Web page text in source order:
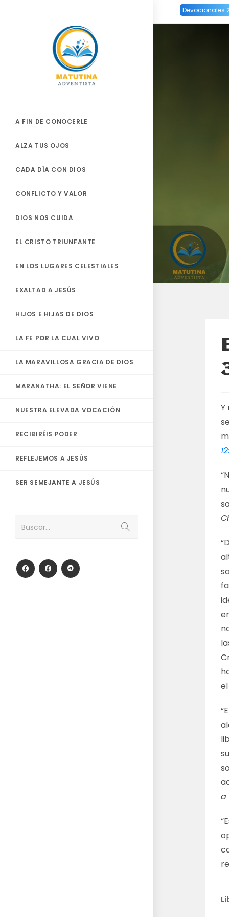
Devocionales
A FIN DE CONOCERLE
ALZA TUS OJOS
CADA DÍA CON DIOS
CONFLICTO Y VALOR
DIOS NOS CUIDA
EL CRISTO TRIUNFANTE
EN LOS LUGARES CELESTIALES
EXALTAD A JESÚS
HIJOS E HIJAS DE DIOS
LA FE POR LA CUAL VIVO
LA MARAVILLOSA GRACIA DE DIOS
MARANATHA: EL SEÑOR VIENE
NUESTRA ELEVADA VOCACIÓN
RECIBIRÉIS PODER
REFLEJEMOS A JESÚS
SER SEMEJANTE A JESÚS
Buscar...
la
Y
a